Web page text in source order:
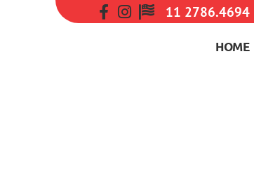
11 2786.4694
HOME